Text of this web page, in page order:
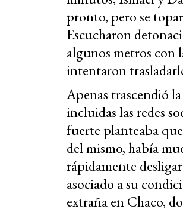
pronto, pero se
Escucharon
algunos metros con
intentaron
Apenas trascendió
incluidas las redes
fuerte planteaba
del mismo, había
rápidamente
asociado a su
extraña en Chaco,